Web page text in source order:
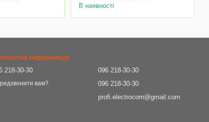
В наявності
інформація
218-30-30
вам?
096 218-30-30
096 218-30-30
profi.electrocom@gmail.com